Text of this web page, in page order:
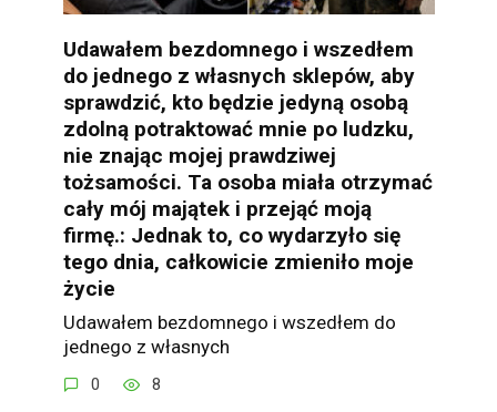
Udawałem bezdomnego i wszedłem
do jednego z własnych sklepów, aby
sprawdzić, kto będzie jedyną osobą
zdolną potraktować mnie po ludzku,
nie znając mojej prawdziwej
tożsamości. Ta osoba miała otrzymać
cały mój majątek i przejąć moją
firmę.: Jednak to, co wydarzyło się
tego dnia, całkowicie zmieniło moje
życie
Udawałem bezdomnego i wszedłem do
jednego z własnych
0 8